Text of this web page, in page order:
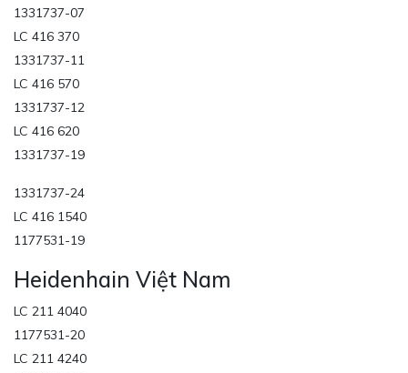
1331737-07
LC 416 370
1331737-11
LC 416 570
1331737-12
LC 416 620
1331737-19
1331737-24
LC 416 1540
1177531-19
Heidenhain Việt Nam
LC 211 4040
1177531-20
LC 211 4240